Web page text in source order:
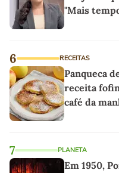
"Mais
6 RECEITAS
Panqueca
receita
café da
7 PLANETA
Em 1950,